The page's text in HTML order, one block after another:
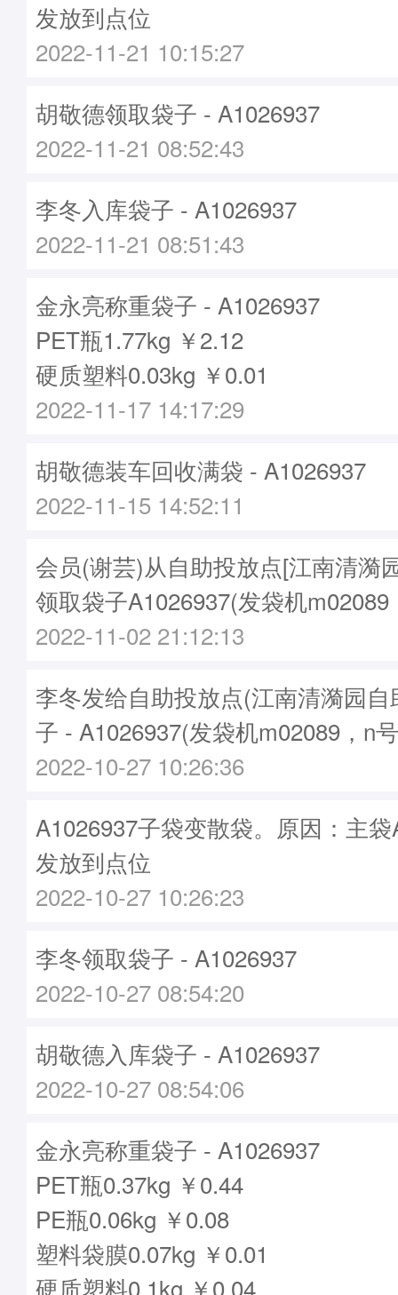
发放到点位
2022-11-21 10:15:27
胡敬德领取袋子 - A1026937
2022-11-21 08:52:43
李冬入库袋子 - A1026937
2022-11-21 08:51:43
金永亮称重袋子 - A1026937
PET瓶1.77kg ￥2.12
硬质塑料0.03kg ￥0.01
2022-11-17 14:17:29
胡敬德装车回收满袋 - A1026937
2022-11-15 14:52:11
会员(谢芸)从自助投放点[江南清漪
领取袋子A1026937(发袋机m02089
2022-11-02 21:12:13
李冬发给自助投放点(江南清漪园
子 - A1026937(发袋机m02089，n
2022-10-27 10:26:36
A1026937子袋变散袋。原因：主
发放到点位
2022-10-27 10:26:23
李冬领取袋子 - A1026937
2022-10-27 08:54:20
胡敬德入库袋子 - A1026937
2022-10-27 08:54:06
金永亮称重袋子 - A1026937
PET瓶0.37kg ￥0.44
PE瓶0.06kg ￥0.08
塑料袋膜0.07kg ￥0.01
硬质塑料0.1kg ￥0.04